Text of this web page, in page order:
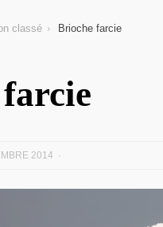
classé Brioche farcie
2014